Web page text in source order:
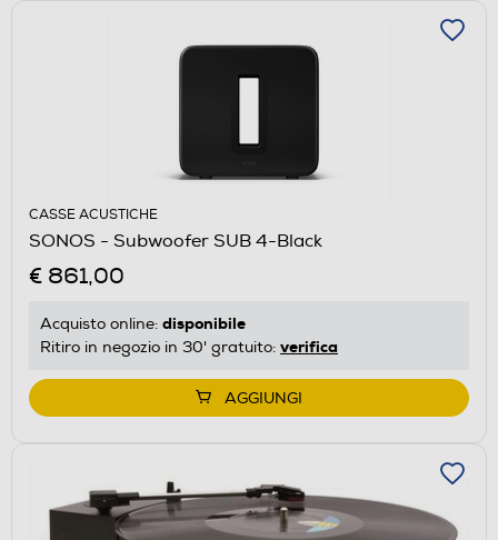
CASSE ACUSTICHE
SONOS - Subwoofer SUB 4-Black
€ 861,00
Acquisto online: disponibile
Ritiro in negozio in 30' gratuito: verifica
AGGIUNGI